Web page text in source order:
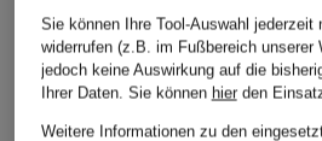
Sie können Ihre Tool-Auswahl jederzeit
widerrufen (z.B. im Fußbereich unserer
jedoch keine Auswirkung auf die
Ihrer Daten. Sie können hierden
Weitere Informationen zu den